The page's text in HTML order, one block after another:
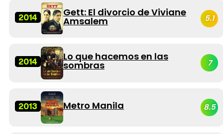
2014 Gett: El divorcio de Viviane
Amsalem 5.1
2014 Lo que hacemos en las
sombras 7
2013 Metro Manila 8.5